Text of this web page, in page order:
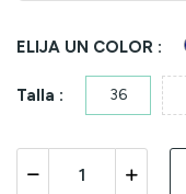
ELIJA UN COLOR :
Talla : 36